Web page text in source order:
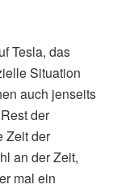
Tesla, das
Situation
auch jenseits
der
Zeit der
an der Zeit,
mal ein